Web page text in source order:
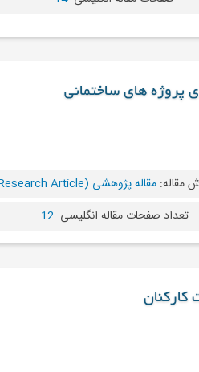
مقاله: مقاله پژوهشی (Research Article)
تعداد صفحات مقاله انگلیسی:12
کارکنان